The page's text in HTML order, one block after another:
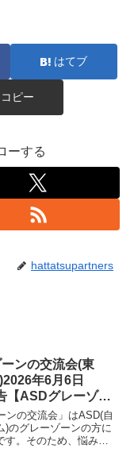
はてブ
コピー
ーする
hattatsupartners
ンの交流会(東
年6月6日
ASDグレーゾー
ンの交流会」はASD(自
)のグレーゾーンの方に
す。そのため、悩み事